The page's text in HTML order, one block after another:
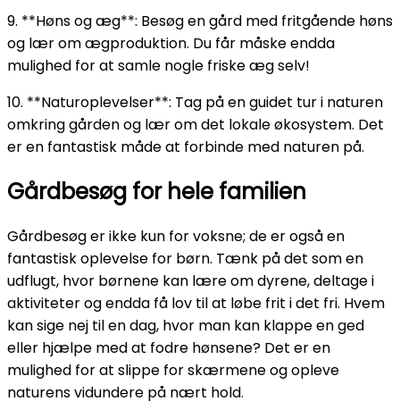
9. **Høns og æg**: Besøg en gård med fritgående høns
og lær om ægproduktion. Du får måske endda
mulighed for at samle nogle friske æg selv!
10. **Naturoplevelser**: Tag på en guidet tur i naturen
omkring gården og lær om det lokale økosystem. Det
er en fantastisk måde at forbinde med naturen på.
Gårdbesøg for hele familien
Gårdbesøg er ikke kun for voksne; de er også en
fantastisk oplevelse for børn. Tænk på det som en
udflugt, hvor børnene kan lære om dyrene, deltage i
aktiviteter og endda få lov til at løbe frit i det fri. Hvem
kan sige nej til en dag, hvor man kan klappe en ged
eller hjælpe med at fodre hønsene? Det er en
mulighed for at slippe for skærmene og opleve
naturens vidundere på nært hold.